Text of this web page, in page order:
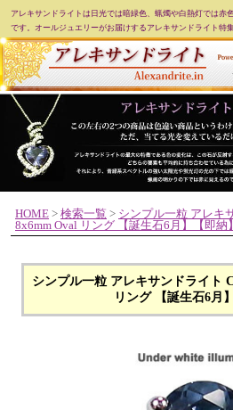
アレキサンドライトは日光では暗緑色、蝋燭や白熱灯では赤
です。オールジュエリーがお届けするアレキサンドライト特集
HOME > 検索一覧 > シンプル一粒 アレキ
8x6mm Oval リング 【誕生石6月】【即納】
シンプル一粒 アレキサンドライト
リング 【誕生石6月